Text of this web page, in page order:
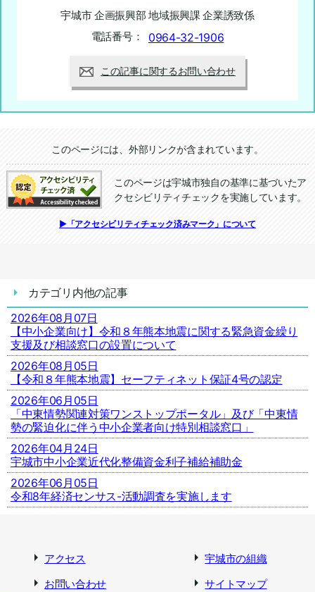
宇城市 企画振興部 地域振興課 企業誘致係
電話番号：
0964-32-1906
この記事に関するお問い合わせ
追加情報：外部リンク
このページには、外部リンクが含まれています。
追加情報：アクセシビリティチェック
このページは宇城市独自の基準に基づいたア
クセシビリティチェックを実施しています。
▶「アクセシビリティチェック済みマーク」について
カテゴリ内他の記事
2026年08月07日
【中小企業向け】令和８年熊本地震に関する緊急資金繰り
支援及び相談窓口の設置について
2026年08月05日
【令和８年熊本地震】セーフティネット保証4号の認定
2026年06月05日
「中東情勢関連対策ワンストップポータル」及び「中東情
勢の緊迫化に伴う中小企業者向け特別相談窓口」
2026年04月24日
宇城市中小企業近代化整備資金利子補給補助金
2026年06月05日
令和8年経済センサス-活動調査を実施します
アクセス
宇城市の組織
お問い合わせ
サイトマップ